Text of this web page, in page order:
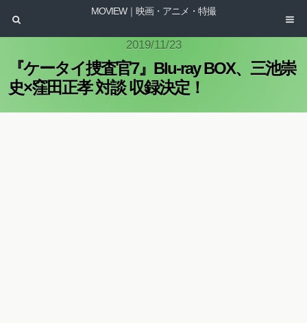
MOVIEW｜映画・アニメ・特撮
2019/11/23
『ケータイ捜査官7』Blu-ray BOX、三池崇
史×窪田正孝 対談 収録決定！